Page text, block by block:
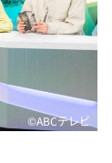
©ABCテレビ